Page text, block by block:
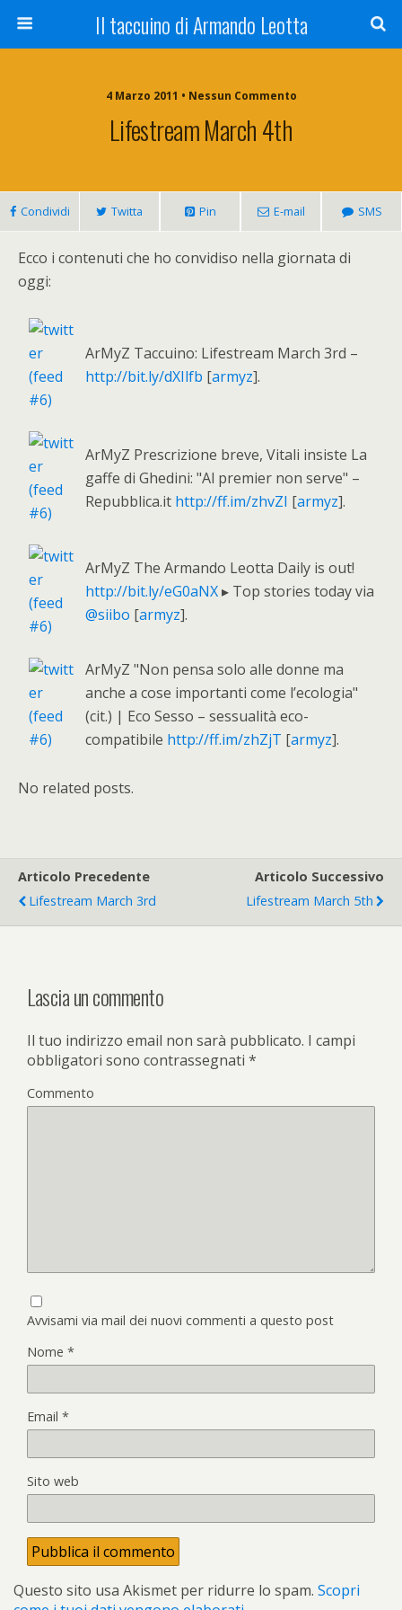
Il taccuino di Armando Leotta
4 Marzo 2011 • Nessun Commento
Lifestream March 4th
Condividi Twitta Pin E-mail SMS
Ecco i contenuti che ho convidiso nella giornata di
oggi:
ArMyZ Taccuino: Lifestream March 3rd –
http://bit.ly/dXIlfb [armyz].
ArMyZ Prescrizione breve, Vitali insiste La
gaffe di Ghedini: "Al premier non serve" –
Repubblica.it http://ff.im/zhvZI [armyz].
ArMyZ The Armando Leotta Daily is out!
http://bit.ly/eG0aNX▸ Top stories today via
@siibo [armyz].
ArMyZ "Non pensa solo alle donne ma
anche a cose importanti come l’ecologia"
(cit.) | Eco Sesso – sessualità eco-
compatibile http://ff.im/zhZjT [armyz].
No related posts.
Articolo Precedente
Lifestream March 3rd
Articolo Successivo
Lifestream March 5th
Lascia un commento
Il tuo indirizzo email non sarà pubblicato. I campi
obbligatori sono contrassegnati *
Commento
Avvisami via mail dei nuovi commenti a questo post
Nome *
Email *
Sito web
Questo sito usa Akismet per ridurre lo spam. Scopri